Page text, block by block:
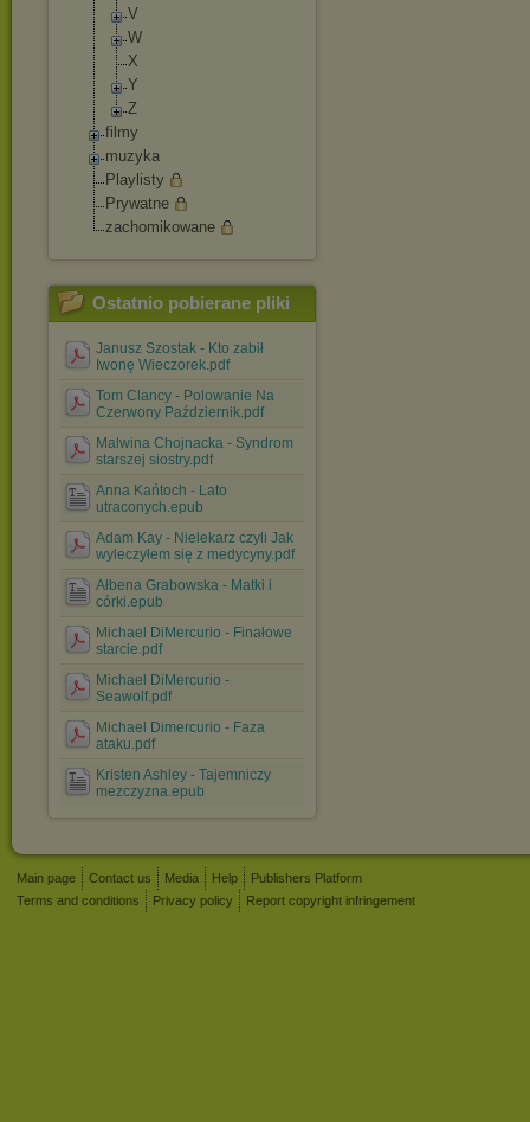
V
W
X
Y
Z
filmy
muzyka
Playlisty
Prywatne
zachomikowane
Ostatnio pobierane pliki
Janusz Szostak - Kto zabił
Iwonę Wieczorek.pdf
Tom Clancy - Polowanie Na
Czerwony Październik.pdf
Malwina Chojnacka - Syndrom
starszej siostry.pdf
Anna Kańtoch - Lato
utraconych.epub
Adam Kay - Nielekarz czyli Jak
wyleczyłem się z medycyny.pdf
Ałbena Grabowska - Matki i
córki.epub
Michael DiMercurio - Finałowe
starcie.pdf
Michael DiMercurio -
Seawolf.pdf
Michael Dimercurio - Faza
ataku.pdf
Kristen Ashley - Tajemniczy
mezczyzna.epub
Main page Contact us Media Help
Publishers Platform
Terms and conditions
Privacy policy Report copyright infringement